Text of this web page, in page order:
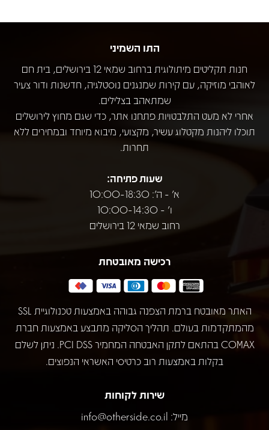
התו השמיני
חנות תקליטים מיתולוגית ברחוב שמאי 12 בירושלים, בית חם
לאוהבי מוזיקה, עם קירות שמנגנים נוסטלגיה, חדשנות ודור צעיר
שמתאהב בצלילים.
אחרי לא מעט התלבטויות פתחנו אתר, כדי שגם מחוץ לירושלים
תוכלו ליהנות מקטלוג עשיר, מקצועי, מיבוא מיוחד ובמחירים ללא
תחרות.
שעות פתיחה:
א' - ה': 10:00-18:30
ו' - 10:00-14:30
רחוב שמאי 12 בירושלים
רכישה מאובטחת
האתר מאובטח ברמת הצפנה גבוהה באמצעות טכנולוגיית SSL
מהמתקדמות בעולם. תהליך הסליקה מתבצע באמצעות חברת
COMAX בהתאם לתקן האבטחה המחמיר PCI DSS. ניתן לשלם
בקלות באמצעות רוב כרטיסי האשראי הנפוצים.
שירות לקוחות
מייל: info@otherside.co.il